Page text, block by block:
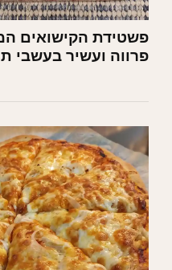
פשטידת הקישואים
פרווה ועשיר בעשבי